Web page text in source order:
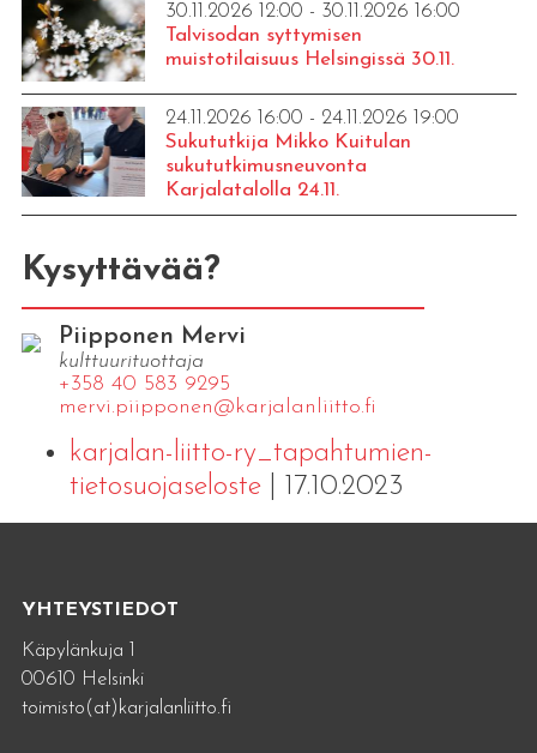
30.11.2026 12:00 - 30.11.2026 16:00
Talvisodan syttymisen
muistotilaisuus Helsingissä 30.11.
24.11.2026 16:00 - 24.11.2026 19:00
Sukututkija Mikko Kuitulan
sukututkimusneuvonta
Karjalatalolla 24.11.
Kysyttävää?
Piipponen Mervi
kulttuurituottaja
+358 40 583 9295
mervi.​piipponen@​kar​jala​nlii​tto.​fi
karjalan-liitto-ry_tapahtumien-
tietosuojaseloste| 17.10.2023
YHTEYSTIEDOT
Käpylänkuja 1
00610 Helsinki
toimisto(at)karjalanliitto.fi